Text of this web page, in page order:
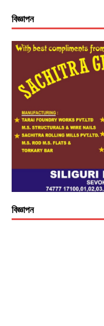
বিজ্ঞাপন
বিজ্ঞাপন